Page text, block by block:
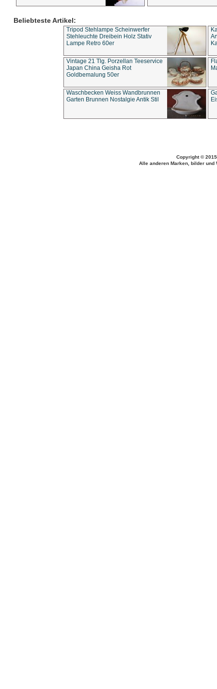
Beliebteste Artikel:
Tripod Stehlampe Scheinwerfer
Stehleuchte Dreibein Holz Stativ
Lampe Retro 60er
Vintage 21 Tlg. Porzellan Teeservice
Japan China Geisha Rot
Goldbemalung 50er
Waschbecken Weiss Wandbrunnen
Garten Brunnen Nostalgie Antik Stil
Copyright ©
Alle anderen Marken, bilder und